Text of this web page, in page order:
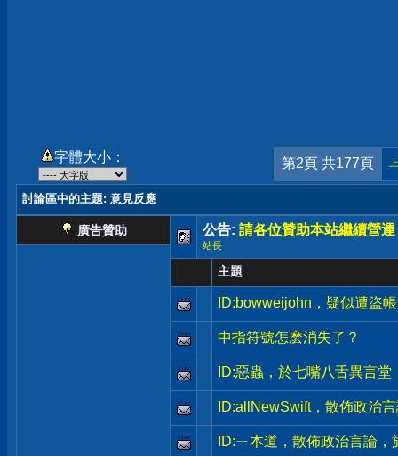
字體大小： 第2頁 共177頁
討論區中的主題: 意見反應
廣告贊助 公告: 請各位贊助本站繼續營運
站長
主題
ID:bowweijohn，疑似遭盜
中指符號怎麽消失了？
ID:惡蟲，於七嘴八舌異言
ID:allNewSwift，散佈政治
ID:ㄧ本道，散佈政治言論